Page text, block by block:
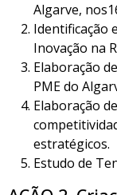
Algarve,
Identificação
Inovação na
Elaboração
PME do
Elaboração de
estratégicos.
Estudo de